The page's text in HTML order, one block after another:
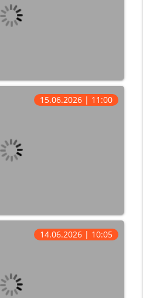
15.06.2026 | 11:00
14.06.2026 | 10:05